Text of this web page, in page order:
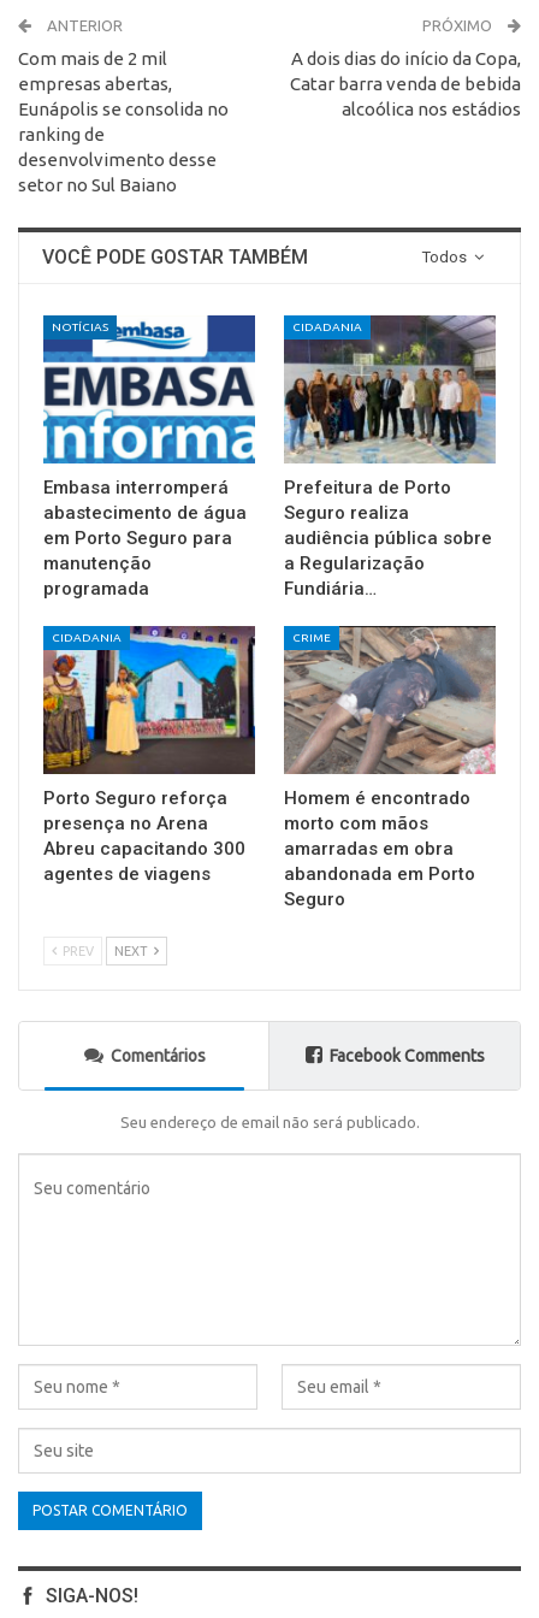
ANTERIOR
Com mais de 2 mil
empresas abertas,
Eunápolis se consolida no
ranking de
desenvolvimento desse
setor no Sul Baiano
PRÓXIMO
A dois dias do início da Copa,
Catar barra venda de bebida
alcoólica nos estádios
Todos
VOCÊ PODE GOSTAR TAMBÉM
NOTÍCIAS
Embasa interromperá
abastecimento de água
em Porto Seguro para
manutenção
programada
CIDADANIA
Prefeitura de Porto
Seguro realiza
audiência pública sobre
a Regularização
Fundiária…
CIDADANIA
Porto Seguro reforça
presença no Arena
Abreu capacitando 300
agentes de viagens
CRIME
Homem é encontrado
morto com mãos
amarradas em obra
abandonada em Porto
Seguro
PREV NEXT
Comentários Facebook Comments
Seu endereço de email não será publicado.
SIGA-NOS!